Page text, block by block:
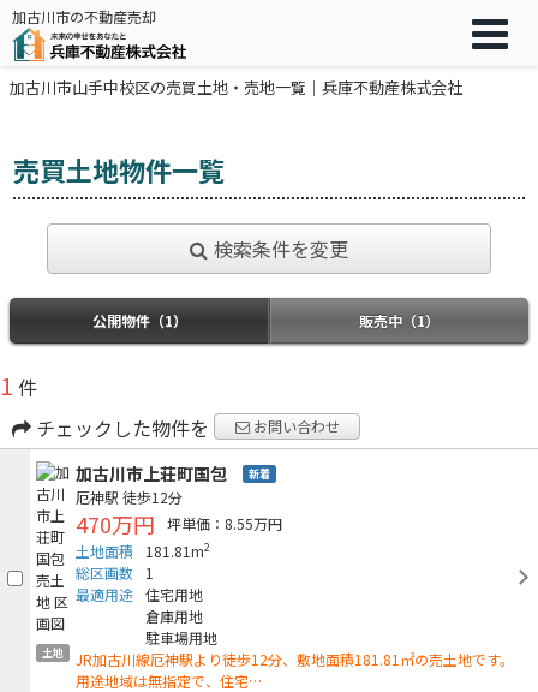
加古川市の不動産売却
加古川市山手中校区の売買土地・売地一覧｜兵庫不動産株式会社
売買土地物件一覧
検索条件を変更
公開物件（1） 販売中（1）
1 件
チェックした物件を
お問い合わせ
土地
加古川市上荘町国包 新着
厄神駅 徒歩12分
470万円
坪単価：8.55万円
土地面積
181.81m2
総区画数
1
最適用途 住宅用地
倉庫用地
駐車場用地
JR加古川線厄神駅より徒歩12分、敷地面積181.81㎡の売土地です。
用途地域は無指定で、住宅…